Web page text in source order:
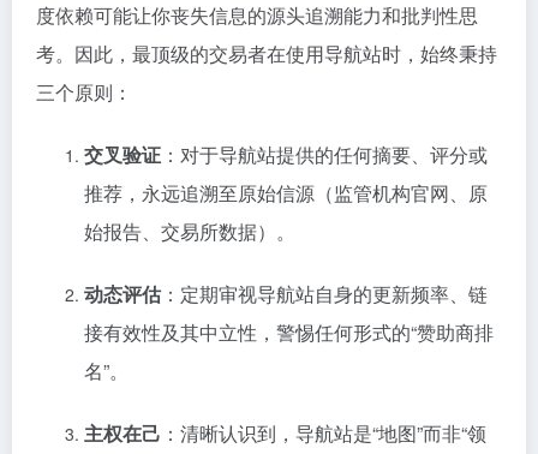
度依赖可能让你丧失信息的源头追溯能力和批判性思
考。因此，最顶级的交易者在使用导航站时，始终秉持
三个原则：
交叉验证 ：对于导航站提供的任何摘要、评分或
推荐，永远追溯至原始信源（监管机构官网、原
始报告、交易所数据）。
动态评估：定期审视导航站自身的更新频率、链
接有效性及其中立性，警惕任何形式的“赞助商排
名”。
主权在己 ：清晰认识到，导航站是“地图”而非“领